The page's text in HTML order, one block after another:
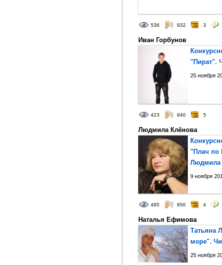
536 932 3
Иван Горбунов
"Пират".
25 ноября
423 940 5
Людмила Клёнова
"Плач по
Людмила
9 ноября
495 950 4
Наталья Ефимова
Татьяна
море".
25 ноября